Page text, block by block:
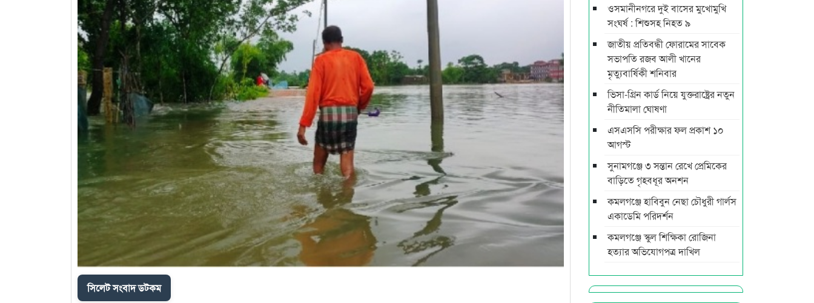
সিলেট সংবাদ ডটকম
ওসমানীনগরে দুই বাসের মুখোমুখি
সংঘর্ষ : শিশুসহ নিহত ৯
জাতীয় প্রতিবন্ধী ফোরামের সাবেক
সভাপতি রজব আলী খানের
মৃত্যুবার্ষিকী শনিবার
ভিসা-গ্রিন কার্ড নিয়ে যুক্তরাষ্ট্রের নতুন
নীতিমালা ঘোষণা
এসএসসি পরীক্ষার ফল প্রকাশ ১০
আগস্ট
সুনামগঞ্জে ৩ সন্তান রেখে প্রেমিকের
বাড়িতে গৃহবধূর অনশন
কমলগঞ্জে হাবিবুন নেছা চৌধুরী গার্লস
একাডেমি পরিদর্শন
কমলগঞ্জে স্কুল শিক্ষিকা রোজিনা
হত্যার অভিযোগপত্র দাখিল